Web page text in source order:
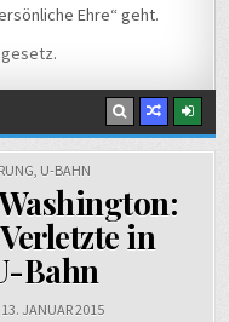
Ehre“ geht.
.
, U-BAHN
in
Bahn
JANUAR 2015